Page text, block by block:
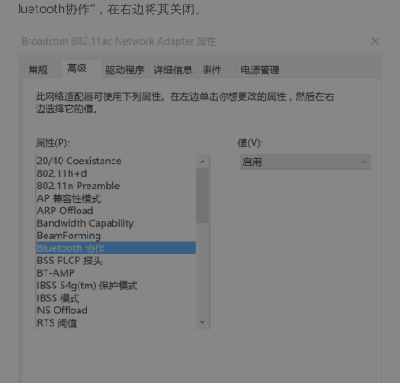
luetooth协作”，在右边将其关闭。